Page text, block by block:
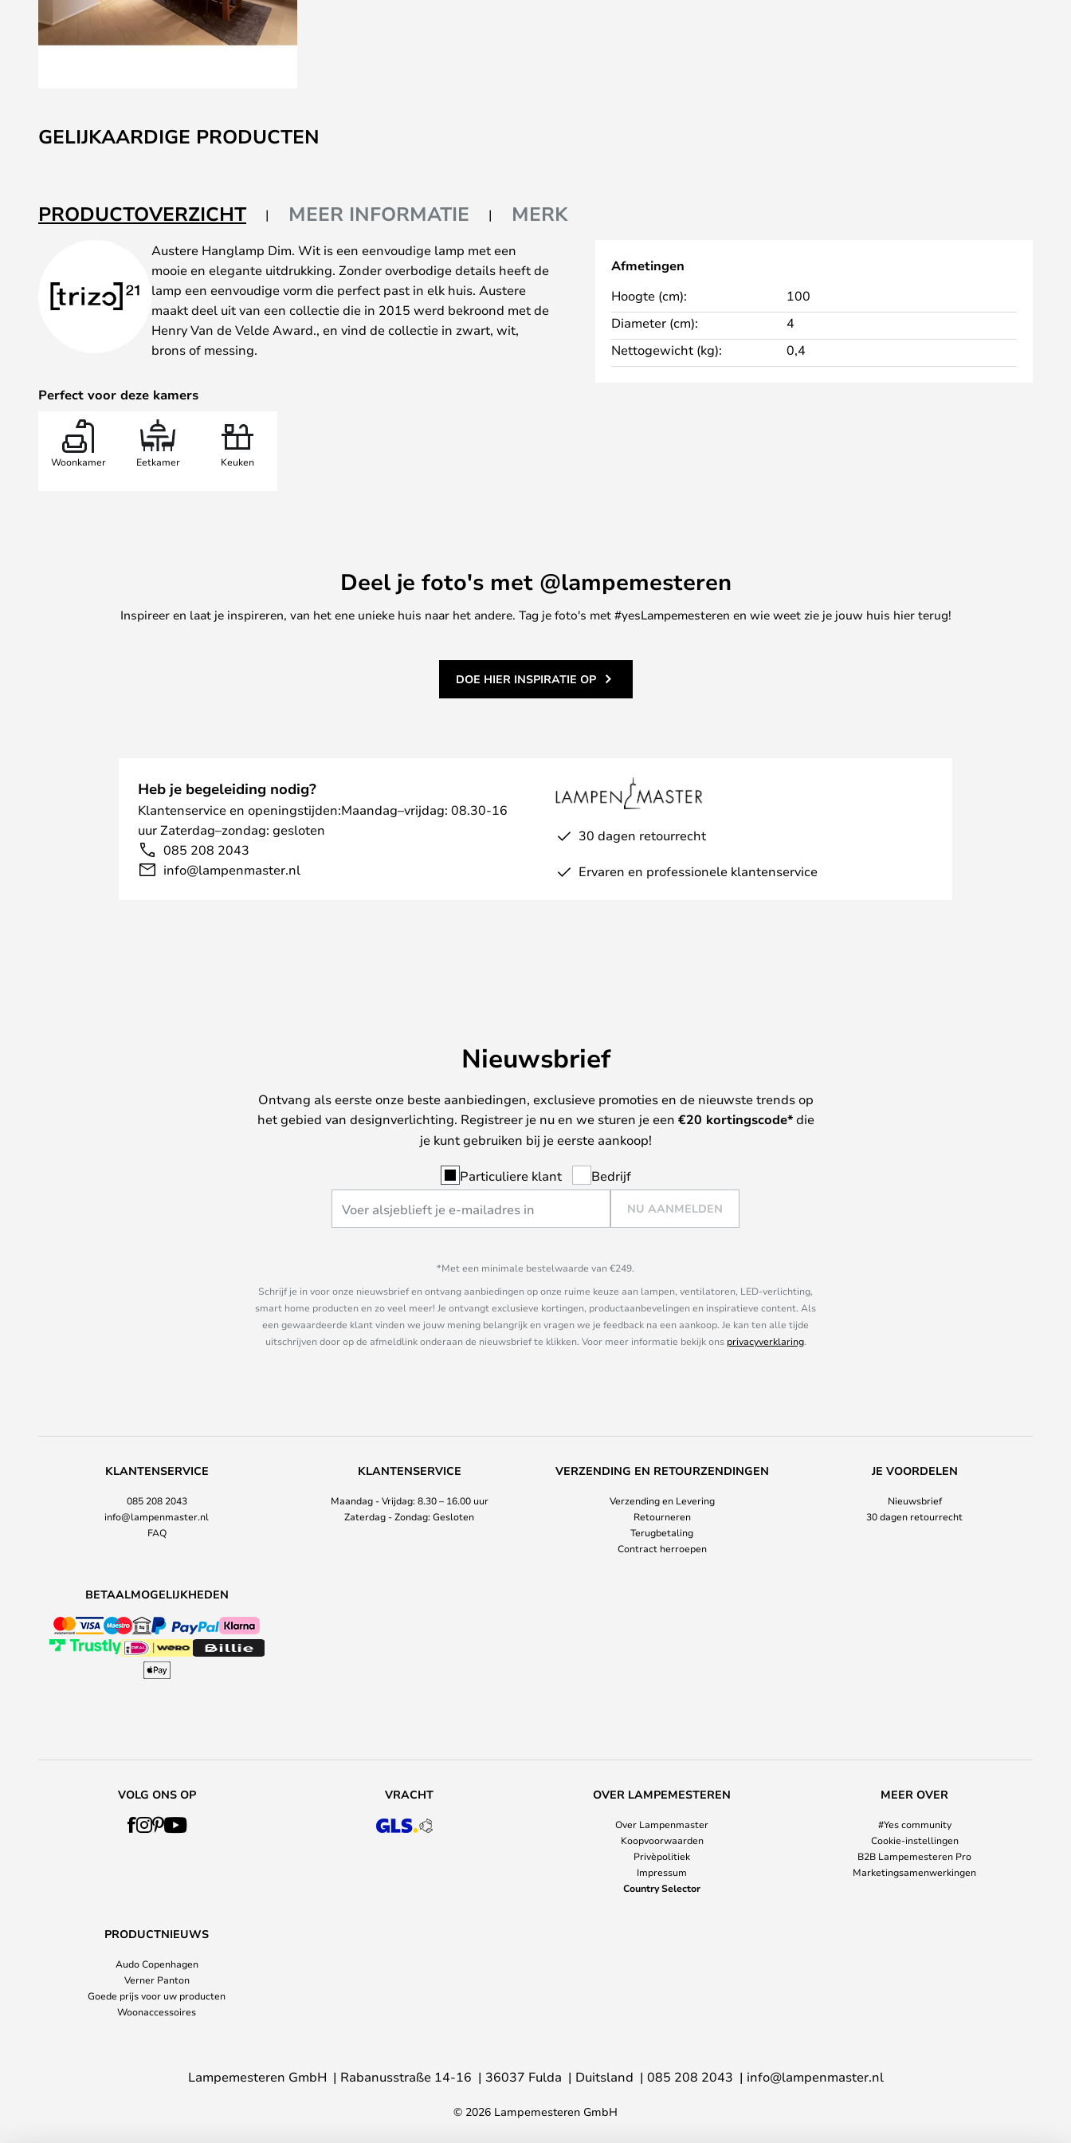
naar
het
de
afbeeldingen-
GELIJKAARDIGE PRODUCTEN
PRODUCTOVERZICHT MEER INFORMATIE MERK
Austere Hanglamp Dim. Wit is een eenvoudige lamp met een
mooie en elegante uitdrukking. Zonder overbodige details heeft de
lamp een eenvoudige vorm die perfect past in elk huis. Austere
maakt deel uit van een collectie die in 2015 werd bekroond met de
Henry Van de Velde Award., en vind de collectie in zwart, wit,
brons of messing.
Perfect voor deze kamers
Woonkamer Eetkamer Keuken
Afmetingen
Hoogte (cm):
100
Diameter (cm):
4
Nettogewicht (kg):
0,4
Deel je foto's met @lampemesteren
Inspireer en laat je inspireren, van het ene unieke huis naar het andere. Tag je foto's met #yesLampemesteren en wie weet zie je jouw huis hier terug!
DOE HIER INSPIRATIE OP
Heb je begeleiding nodig?
Klantenservice en openingstijden:Maandag–vrijdag: 08.30-16
uur Zaterdag–zondag: gesloten
085 208 2043
info@lampenmaster.nl
30 dagen retourrecht
Ervaren en professionele klantenservice
Nieuwsbrief
Ontvang als eerste onze beste aanbiedingen, exclusieve promoties en de nieuwste trends op
het gebied van designverlichting. Registreer je nu en we sturen je een €20 kortingscode*die
je kunt gebruiken bij je eerste aankoop!
Particuliere klant Bedrijf
NU AANMELDEN
*Met een minimale bestelwaarde van €249.
Schrijf je in voor onze nieuwsbrief en ontvang aanbiedingen op onze ruime keuze aan lampen, ventilatoren, LED-verlichting,
smart home producten en zo veel meer! Je ontvangt exclusieve kortingen, productaanbevelingen en inspiratieve content. Als
een gewaardeerde klant vinden we jouw mening belangrijk en vragen we je feedback na een aankoop. Je kan ten alle tijde
uitschrijven door op de afmeldlink onderaan de nieuwsbrief te klikken. Voor meer informatie bekijk ons privacyverklaring.
KLANTENSERVICE
085 208 2043
info@lampenmaster.nl
FAQ
KLANTENSERVICE
Maandag - Vrijdag: 8.30 – 16.00 uur
Zaterdag - Zondag: Gesloten
VERZENDING EN RETOURZENDINGEN
Verzending en Levering
Retourneren
Terugbetaling
Contract herroepen
JE VOORDELEN
Nieuwsbrief
30 dagen retourrecht
BETAALMOGELIJKHEDEN
VOLG ONS OP VRACHT OVER LAMPEMESTEREN
Over Lampenmaster
Koopvoorwaarden
Privèpolitiek
Impressum
Country Selector
MEER OVER
#Yes community
Cookie-instellingen
B2B Lampemesteren Pro
Marketingsamenwerkingen
PRODUCTNIEUWS
Audo Copenhagen
Verner Panton
Goede prijs voor uw producten
Woonaccessoires
Lampemesteren GmbH Rabanusstraße 14-16 36037 Fulda Duitsland 085 208 2043 info@lampenmaster.nl
© 2026 Lampemesteren GmbH